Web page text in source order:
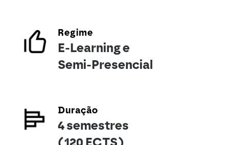
Regime
E-Learning e
Semi-Presencial
Duração
4 semestres